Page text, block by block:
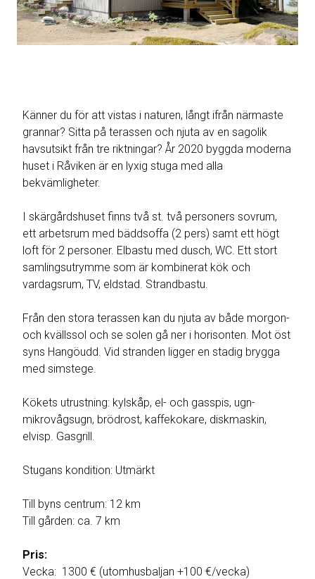
Känner du för att vistas i naturen, långt ifrån närmaste
grannar? Sitta på terassen och njuta av en sagolik
havsutsikt från tre riktningar? År 2020 byggda moderna
huset i Råviken är en lyxig stuga med alla
bekvämligheter.
I skärgårdshuset finns två st. två personers sovrum,
ett arbetsrum med bäddsoffa (2 pers) samt ett högt
loft för 2 personer. Elbastu med dusch, WC. Ett stort
samlingsutrymme som är kombinerat kök och
vardagsrum, TV, eldstad. Strandbastu.
Från den stora terassen kan du njuta av både morgon-
och kvällssol och se solen gå ner i horisonten. Mot öst
syns Hangöudd. Vid stranden ligger en stadig brygga
med simstege.
Kökets utrustning: kylskåp, el- och gasspis, ugn-
mikrovågsugn, brödrost, kaffekokare, diskmaskin,
elvisp. Gasgrill.
Stugans kondition: Utmärkt
Till byns centrum: 12 km
Till gården: ca. 7 km
Pris:
Vecka: 1300 € (utomhusbaljan +100 €/vecka)